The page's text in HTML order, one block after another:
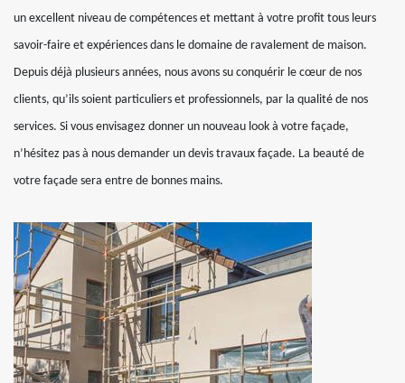
un excellent niveau de compétences et mettant à votre profit tous leurs
savoir-faire et expériences dans le domaine de ravalement de maison.
Depuis déjà plusieurs années, nous avons su conquérir le cœur de nos
clients, qu’ils soient particuliers et professionnels, par la qualité de nos
services. Si vous envisagez donner un nouveau look à votre façade,
n’hésitez pas à nous demander un devis travaux façade. La beauté de
votre façade sera entre de bonnes mains.